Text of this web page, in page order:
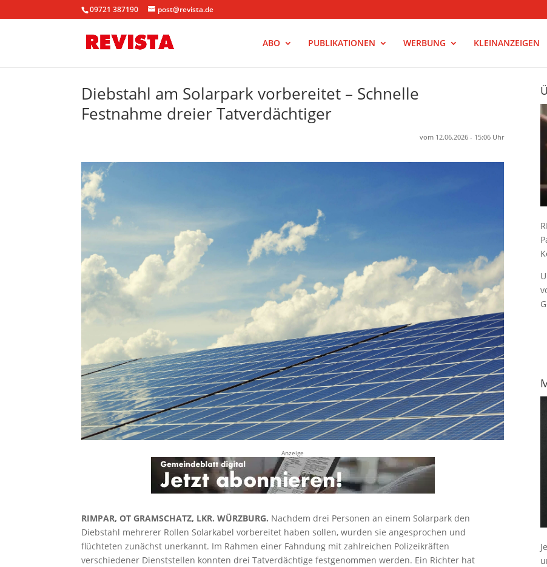
09721 387190 post@revista.de
ABO PUBLIKATIONEN WERBUNG KLEINANZEIGEN
Diebstahl am Solarpark vorbereitet – Schnelle
Festnahme dreier Tatverdächtiger
vom 12.06.2026 - 15:06 Uhr
Anzeige
RIMPAR, OT GRAMSCHATZ, LKR. WÜRZBURG. Nachdem drei Personen an einem Solarpark den
Diebstahl mehrerer Rollen Solarkabel vorbereitet haben sollen, wurden sie angesprochen und
flüchteten zunächst unerkannt. Im Rahmen einer Fahndung mit zahlreichen Polizeikräften
verschiedener Dienststellen konnten drei Tatverdächtige festgenommen werden. Ein Richter hat